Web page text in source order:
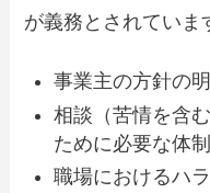
が義務とされていま
事業主の方針の
相談（苦情を含
ために必要な体
職場におけるハ